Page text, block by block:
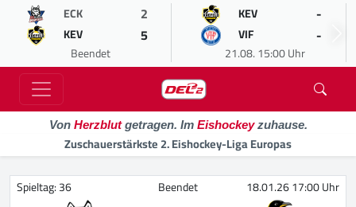
ECK 2
KEV 5
Beendet
KEV -
VIF -
21.08. 15:00 Uhr
Von Herzblutgetragen. Im Eishockeyzuhause.
Zuschauerstärkste 2. Eishockey-Liga Europas
Spieltag: 36 Beendet 18.01.26 17:00 Uhr